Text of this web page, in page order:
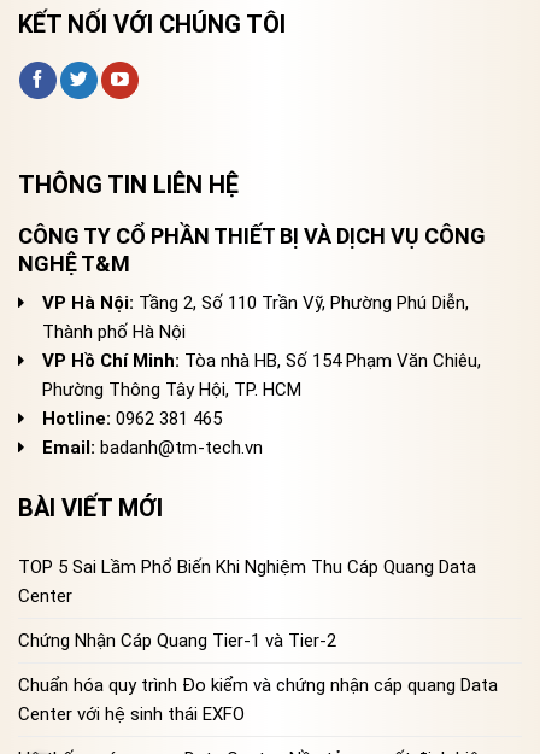
KẾT NỐI VỚI CHÚNG TÔI
THÔNG TIN LIÊN HỆ
CÔNG TY CỔ PHẦN THIẾT BỊ VÀ DỊCH VỤ CÔNG
NGHỆ T&M
VP Hà Nội: Tầng 2, Số 110 Trần Vỹ, Phường Phú Diễn,
Thành phố Hà Nội
VP Hồ Chí Minh: Tòa nhà HB, Số 154 Phạm Văn Chiêu,
Phường Thông Tây Hội, TP. HCM
Hotline: 0962 381 465
Email: badanh@tm-tech.vn
BÀI VIẾT MỚI
TOP 5 Sai Lầm Phổ Biến Khi Nghiệm Thu Cáp Quang Data
Center
Chứng Nhận Cáp Quang Tier-1 và Tier-2
Chuẩn hóa quy trình Đo kiểm và chứng nhận cáp quang Data
Center với hệ sinh thái EXFO